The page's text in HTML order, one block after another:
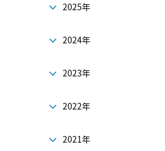
2025年
2024年
2023年
2022年
2021年